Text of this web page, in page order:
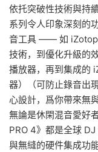
依托突破性技術與持
系列令人印象深刻的
音工具 —— 如
技術，到優化升級的
播放器，再到集成的
器）（可防止錄音出
心設計，爲你帶來無
無論是休閑混音愛好
PRO 4》都是全球
與無縫的硬件集成功